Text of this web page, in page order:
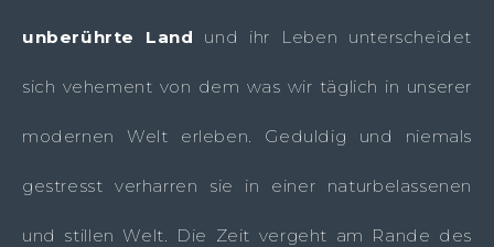
unberührte Land und ihr Leben unterscheidet
sich vehement von dem was wir täglich in unserer
modernen Welt erleben. Geduldig und niemals
gestresst verharren sie in einer naturbelassenen
und stillen Welt. Die Zeit vergeht am Rande des